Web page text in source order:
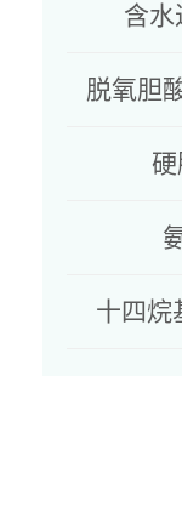
含水
脱氧胆
十四烷